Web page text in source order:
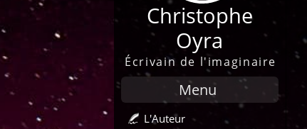
Christophe
Oyra
Écrivain de l'imaginaire
Menu
L'Auteur